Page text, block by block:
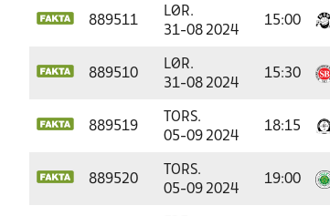
889511
LØR.
31-08 2024
15:00
889510
LØR.
31-08 2024
15:30
889519
TORS.
05-09 2024
18:15
889520
TORS.
05-09 2024
19:00